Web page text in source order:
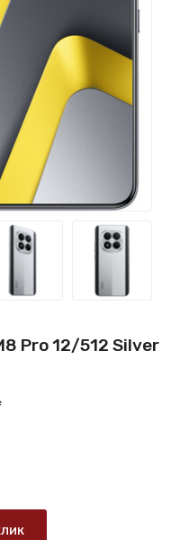
Pro 12/512 Silver